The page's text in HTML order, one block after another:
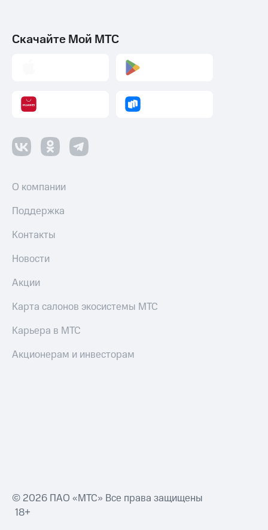
Скачайте Мой МТС
О компании
Поддержка
Контакты
Новости
Акции
Карта салонов экосистемы МТС
Карьера в МТС
Акционерам и инвесторам
© 2026 ПАО «МТС» Все права защищены
18+